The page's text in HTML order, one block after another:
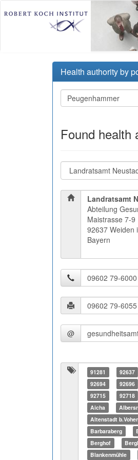
Health authority by
Found health
Landratsamt
Abteilung
Maistrasse 7-9
92637 Weiden
Bayern
@
91281 92637
92694
92696
92715
92718
Aicha
Altenstadt
Barbaraberg
Berghof
Blankenmühle